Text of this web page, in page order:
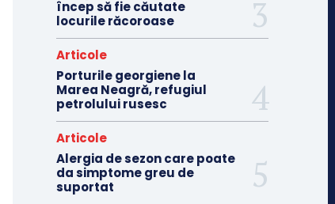
încep să fie căutate
locurile răcoroase
Articole
Porturile georgiene la
Marea Neagră, refugiul
petrolului rusesc
Articole
Alergia de sezon care poate
da simptome greu de
suportat